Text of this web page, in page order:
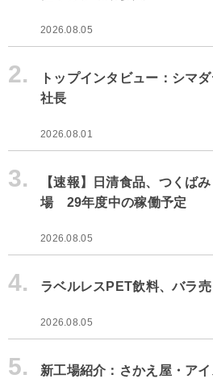
2026.08.05
2.
トップインタビュー：シマ
社長
2026.08.01
3.
【速報】日清食品、つくば
場 29年度中の稼働予定
2026.08.05
4. ラベルレスPET飲料、バラ
2026.08.05
5. 新工場紹介：さかえ屋・ア